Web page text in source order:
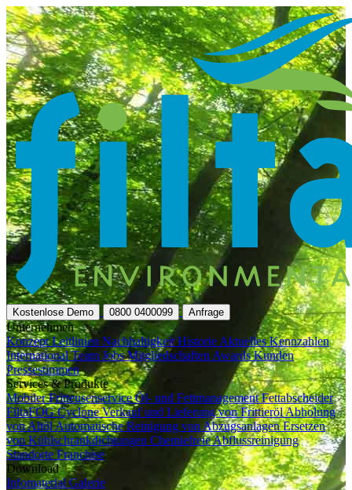
Kostenlose Demo 0800 0400099 Anfrage
Unternehmen
KonzeptLeitlinien NachhaltigkeitHistorie AktuellesKennzahlen
InternationalTeam JobsMitgliedschaften AwardsKunden
Pressestimmen
Services & Produkte
Mobiler FritteusenserviceÖl- und FettmanagementFettabscheider
FiltaFOG CycloneVerkauf und Lieferung von FrittierölAbholung
von AltölAutomatische Reinigung von AbzugsanlagenErsetzen
von Kühlschrankdichtungen Chemiefreie Abflussreinigung
StandorteFranchise
Download
InfomaterialGalerie